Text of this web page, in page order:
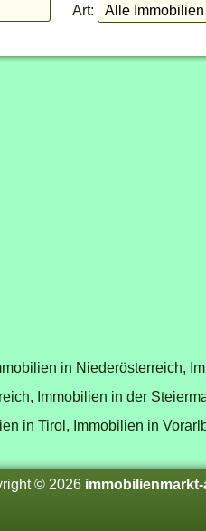
Art:
in Niederösterreich,
Immobilien in der
in Tirol, Immobilien in
© 2026